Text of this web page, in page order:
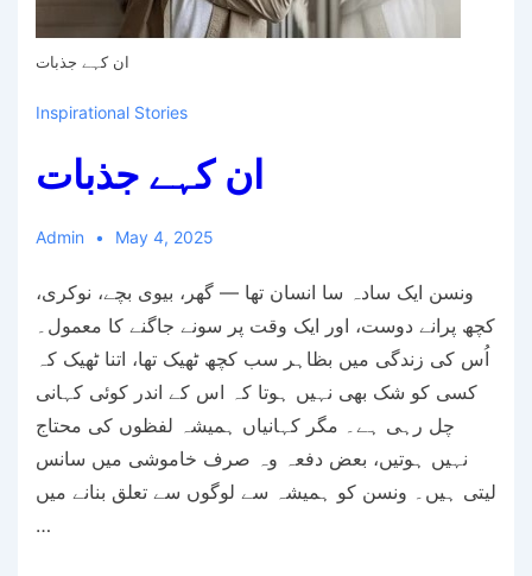
ان کہے جذبات
Inspirational Stories
ان کہے جذبات
Admin May 4, 2025
ونسن ایک سادہ سا انسان تھا — گھر، بیوی بچے، نوکری،
کچھ پرانے دوست، اور ایک وقت پر سونے جاگنے کا معمول۔
اُس کی زندگی میں بظاہر سب کچھ ٹھیک تھا، اتنا ٹھیک کہ
کسی کو شک بھی نہیں ہوتا کہ اس کے اندر کوئی کہانی
چل رہی ہے۔ مگر کہانیاں ہمیشہ لفظوں کی محتاج
نہیں ہوتیں، بعض دفعہ وہ صرف خاموشی میں سانس
لیتی ہیں۔ ونسن کو ہمیشہ سے لوگوں سے تعلق بنانے میں
…